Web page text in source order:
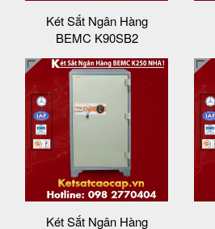
Két Sắt Ngân Hàng
BEMC K90SB2
Két Sắt Ngân Hàng